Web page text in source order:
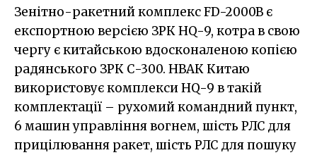
Зенітно-ракетний комплекс FD-2000B є
експортною версією ЗРК HQ-9, котра в свою
чергу є китайською вдосконаленою копією
радянського ЗРК С-300. НВАК Китаю
використовує комплекси HQ-9 в такій
комплектації – рухомий командний пункт,
6 машин управління вогнем, шість РЛС для
прицілювання ракет, шість РЛС для пошуку